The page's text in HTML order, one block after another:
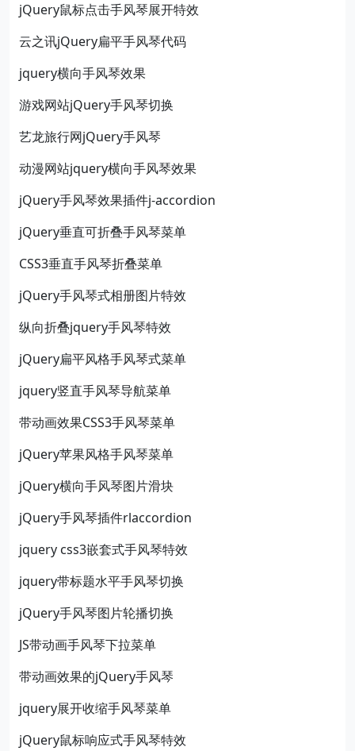
jQuery鼠标点击手风琴展开特效
云之讯jQuery扁平手风琴代码
jquery横向手风琴效果
游戏网站jQuery手风琴切换
艺龙旅行网jQuery手风琴
动漫网站jquery横向手风琴效果
jQuery手风琴效果插件j-accordion
jQuery垂直可折叠手风琴菜单
CSS3垂直手风琴折叠菜单
jQuery手风琴式相册图片特效
纵向折叠jquery手风琴特效
jQuery扁平风格手风琴式菜单
jquery竖直手风琴导航菜单
带动画效果CSS3手风琴菜单
jQuery苹果风格手风琴菜单
jQuery横向手风琴图片滑块
jQuery手风琴插件rlaccordion
jquery css3嵌套式手风琴特效
jquery带标题水平手风琴切换
jQuery手风琴图片轮播切换
JS带动画手风琴下拉菜单
带动画效果的jQuery手风琴
jquery展开收缩手风琴菜单
jQuery鼠标响应式手风琴特效